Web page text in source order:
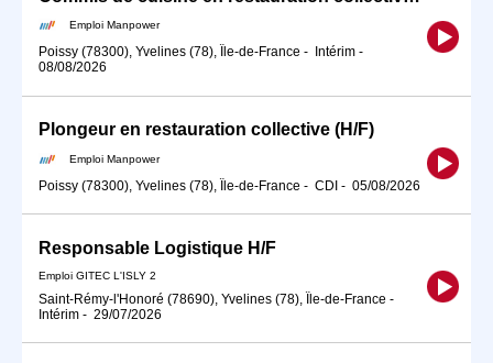
Emploi Manpower
Poissy (78300), Yvelines (78), Île-de-France - Intérim -
08/08/2026
Plongeur en restauration collective (H/F)
Emploi Manpower
Poissy (78300), Yvelines (78), Île-de-France - CDI - 05/08/2026
Responsable Logistique H/F
Emploi GITEC L'ISLY 2
Saint-Rémy-l'Honoré (78690), Yvelines (78), Île-de-France -
Intérim - 29/07/2026